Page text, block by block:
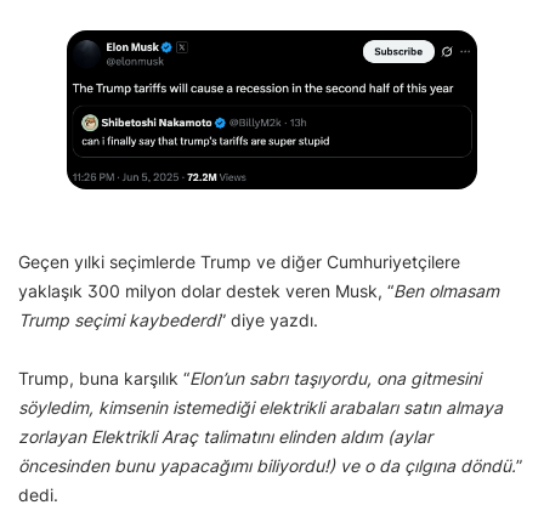
Geçen yılki seçimlerde Trump ve diğer Cumhuriyetçilere
yaklaşık 300 milyon dolar destek veren Musk, “Ben olmasam
Trump seçimi kaybederdi” diye yazdı.
Trump, buna karşılık “Elon’un sabrı taşıyordu, ona gitmesini
söyledim, kimsenin istemediği elektrikli arabaları satın almaya
zorlayan Elektrikli Araç talimatını elinden aldım (aylar
öncesinden bunu yapacağımı biliyordu!) ve o da çılgına döndü.”
dedi.